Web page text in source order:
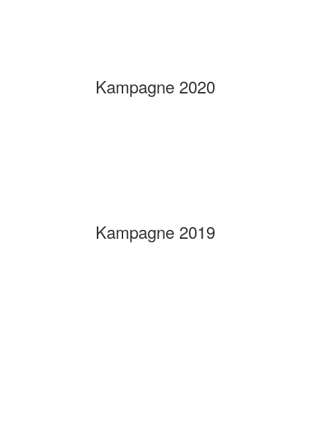
Kampagne 2020
Kampagne 2019